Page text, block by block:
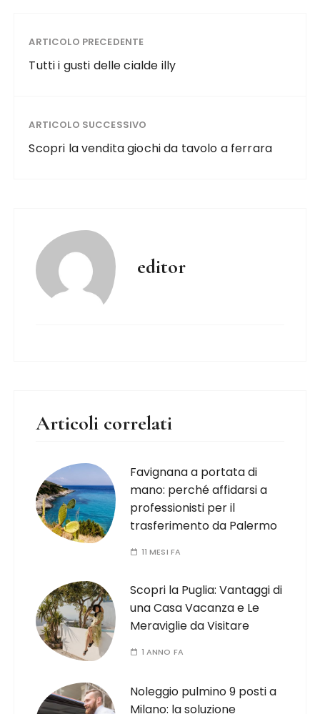
ARTICOLO PRECEDENTE
Tutti i gusti delle cialde illy
ARTICOLO SUCCESSIVO
Scopri la vendita giochi da tavolo a ferrara
editor
Articoli correlati
Favignana a portata di
mano: perché affidarsi a
professionisti per il
trasferimento da Palermo
11 MESI FA
Scopri la Puglia: Vantaggi di
una Casa Vacanza e Le
Meraviglie da Visitare
1 ANNO FA
Noleggio pulmino 9 posti a
Milano: la soluzione